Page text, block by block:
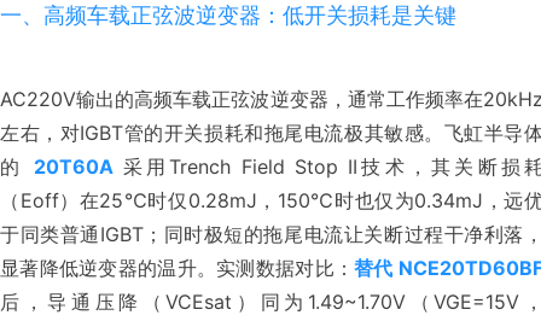
一、高频车载正弦波逆变器：低开关损耗是关键
AC220V输出的高频车载正弦波逆变器，通常工作频率在
左右，对IGBT管的开关损耗和拖尾电流极其敏感。飞虹半导
的 20T60A 采用Trench Field Stop II技术，其关断损
（Eoff）在25℃时仅0.28mJ，150℃时也仅为0.34mJ，远
于同类普通IGBT；同时极短的拖尾电流让关断过程干净利落
显著降低逆变器的温升。实测数据对比：替代
后，导通压降（VCEsat）同为1.49~1.70V（VGE=15V